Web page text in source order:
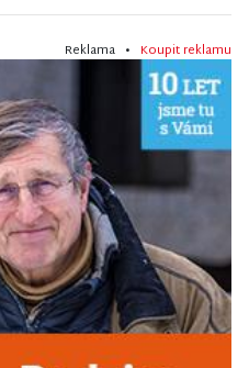
Reklama • Koupit reklamu